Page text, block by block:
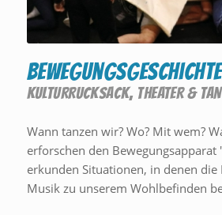
KULTURRUCKSACK, THEATER &
Wann tanzen wir? Wo? Mit wem?
erforschen den Bewegungsapparat
erkunden Situationen, in denen die
Musik zu unserem Wohlbefinden